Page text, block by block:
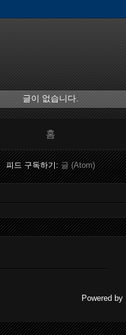
글이 없습니다.
홈
피드 구독하기:글 (Atom)
Powered by